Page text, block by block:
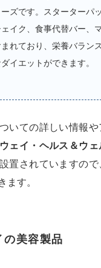
ズです。スターターパ
イク、食事代替バー、
れており、栄養バラン
イエットができます。
いての詳しい情報
ェイ・ヘルス＆ウ
設置されていますの
ます。
の美容製品